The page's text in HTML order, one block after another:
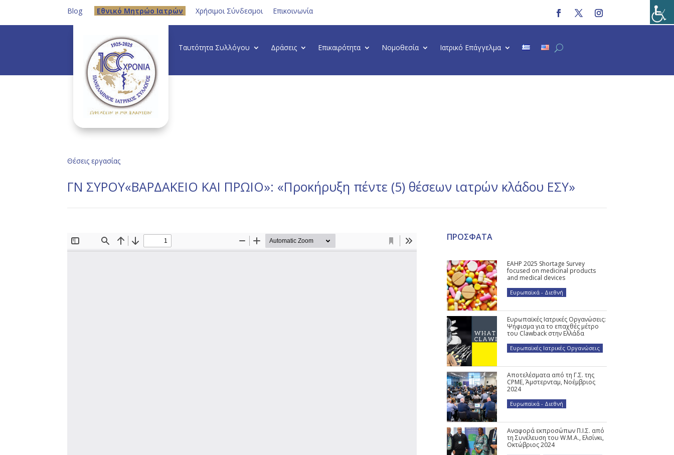
Blog Eθνικό Μητρώο Ιατρών Χρήσιμοι Σύνδεσμοι Επικοινωνία
Ταυτότητα Συλλόγου Δράσεις Επικαιρότητα Νομοθεσία Ιατρικό Επάγγελμα
Θέσεις εργασίας
ΓΝ ΣΥΡΟΥ«ΒΑΡΔΑΚΕΙΟ ΚΑΙ ΠΡΩΙΟ»: «Προκήρυξη πέντε (5) θέσεων ιατρών κλάδου ΕΣΥ»
ΠΡΟΣΦΑΤΑ
EAHP 2025 Shortage Survey
focused on medicinal products
and medical devices
Ευρωπαϊκά - Διεθνή
Ευρωπαϊκές Ιατρικές Οργανώσεις:
Ψήφισμα για το επαχθές μέτρο
του Clawback στην Ελλάδα
Ευρωπαϊκές Ιατρικές Οργανώσεις
Αποτελέσματα από τη Γ.Σ. της
CPME, Άμστερνταμ, Νοέμβριος
2024
Ευρωπαϊκά - Διεθνή
Αναφορά εκπροσώπων Π.Ι.Σ. από
τη Συνέλευση του W.M.A., Ελσίνκι,
Οκτώβριος 2024